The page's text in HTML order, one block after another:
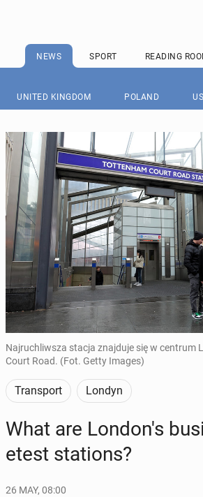
NEWS SPORT READING
UNITED KINGDOM POLAND
Najruchliwsza stacja znajduje się w centrum
Court Road. (Fot. Getty Images)
Transport Londyn
What are Lon­don's
etest sta­tions?
26 MAY, 08:00